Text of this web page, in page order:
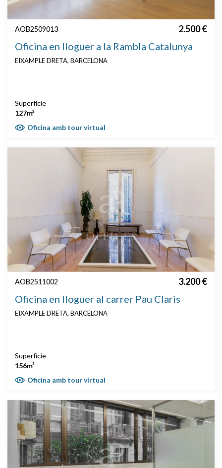
AOB2509013 2.500 €
Oficina en lloguer a la Rambla Catalunya
EIXAMPLE DRETA, BARCELONA
Superfície
127m²
Oficina amb tour virtual
AOB2511002 3.200 €
Oficina en lloguer al carrer Pau Claris
EIXAMPLE DRETA, BARCELONA
Superfície
156m²
Oficina amb tour virtual